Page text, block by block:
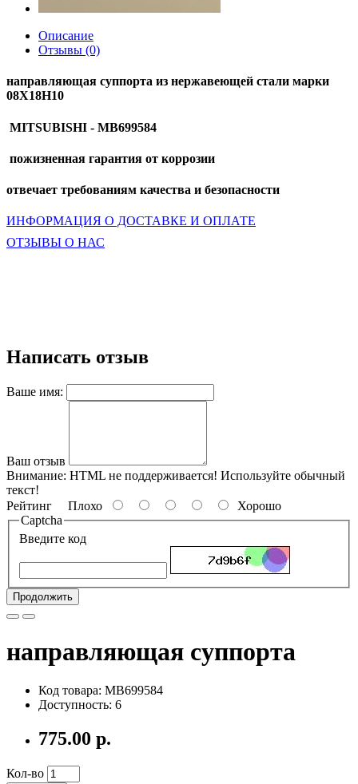
Описание
Отзывы (0)
направляющая суппорта из нержавеющей стали марки
08Х18Н10
MITSUBISHI - MB699584
пожизненная гарантия от коррозии
отвечает требованиям качества и безопасности
ИНФОРМАЦИЯ О ДОСТАВКЕ И ОПЛАТЕ
ОТЗЫВЫ О НАС
Написать отзыв
Ваше имя:
Ваш отзыв
Внимание: HTML не поддерживается! Используйте обычный
текст!
Рейтинг Плохо
Хорошо
Captcha
Введите код
Продолжить
направляющая суппорта
Код товара: MB699584
Доступность: 6
775.00 р.
Кол-во